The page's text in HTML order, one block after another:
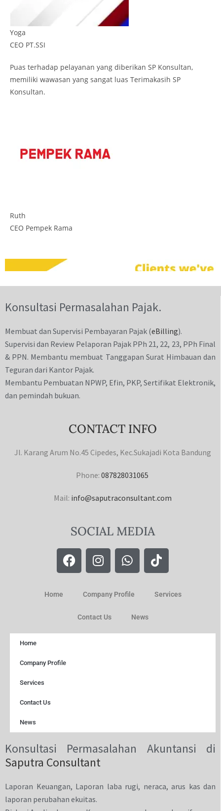
Yoga
CEO PT.SSI
Puas terhadap pelayanan yang diberikan SP Konsultan,
memiliki wawasan yang sangat luas Terimakasih SP
Konsultan.
Ruth
CEO Pempek Rama
Konsultasi Permasalahan Pajak.
Membuat dan Supervisi Pembayaran Pajak (eBilling).
Supervisi dan Review Pelaporan Pajak PPh 21, 22, 23, PPh Final
& PPN. Membantu membuat Tanggapan Surat Himbauan dan
Teguran dari Kantor Pajak.
Membantu Pembuatan NPWP, Efin, PKP, Sertifikat Elektronik,
dan pemindah bukuan.
CONTACT INFO
Jl. Karang Arum No.45 Cipedes, Kec.Sukajadi Kota Bandung
Phone: 087828031065
Mail: info@saputraconsultant.com
SOCIAL MEDIA
Home Company Profile Services
Contact Us News
Home
Company Profile
Services
Contact Us
News
Konsultasi Permasalahan Akuntansi di
Saputra Consultant
Laporan Keuangan, Laporan laba rugi, neraca, arus kas dan
laporan perubahan ekuitas.